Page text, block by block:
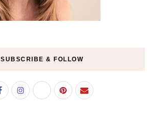
SUBSCRIBE & FOLLOW